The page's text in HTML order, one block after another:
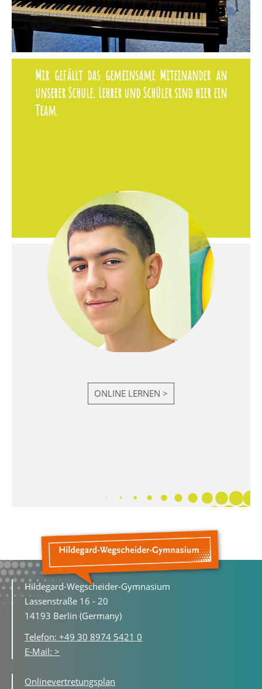
Mir gefällt das gemeinsame Miteinander an
unserer Schule. Lehrer und Schüler sind hier ein
Team.
ONLINE LERNEN >
Hildegard-Wegscheider-Gymnasium
Lassenstraße 16 - 20
14193 Berlin (Germany)
Telefon: +49 30 8974 5421 0
E-Mail: >
Onlinevertretungsplan